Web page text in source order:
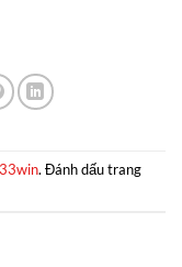
. Đánh dấu trang